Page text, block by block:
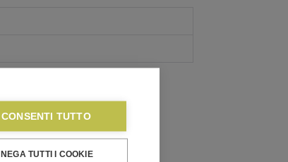
CONSENTI TUTTO
NEGA TUTTI I COOKIE